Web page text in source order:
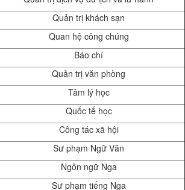
Quản trị khách sạn
Quan hệ công chúng
Báo chí
Quản trị văn phòng
Tâm lý học
Quốc tế học
Công tác xã hội
Sư phạm Ngữ Văn
Ngôn ngữ Nga
Sư phạm tiếng Nga